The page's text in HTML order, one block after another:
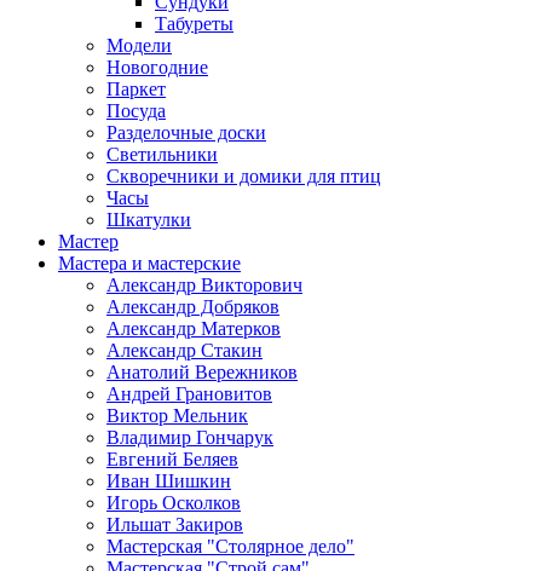
Табуреты
Модели
Новогодние
Паркет
Посуда
Разделочные доски
Светильники
Скворечники и домики для птиц
Часы
Шкатулки
Мастер
Мастера и мастерские
Александр Викторович
Александр Добряков
Александр Матерков
Александр Стакин
Анатолий Вережников
Андрей Грановитов
Виктор Мельник
Владимир Гончарук
Евгений Беляев
Иван Шишкин
Игорь Осколков
Ильшат Закиров
Мастерская "Столярное дело"